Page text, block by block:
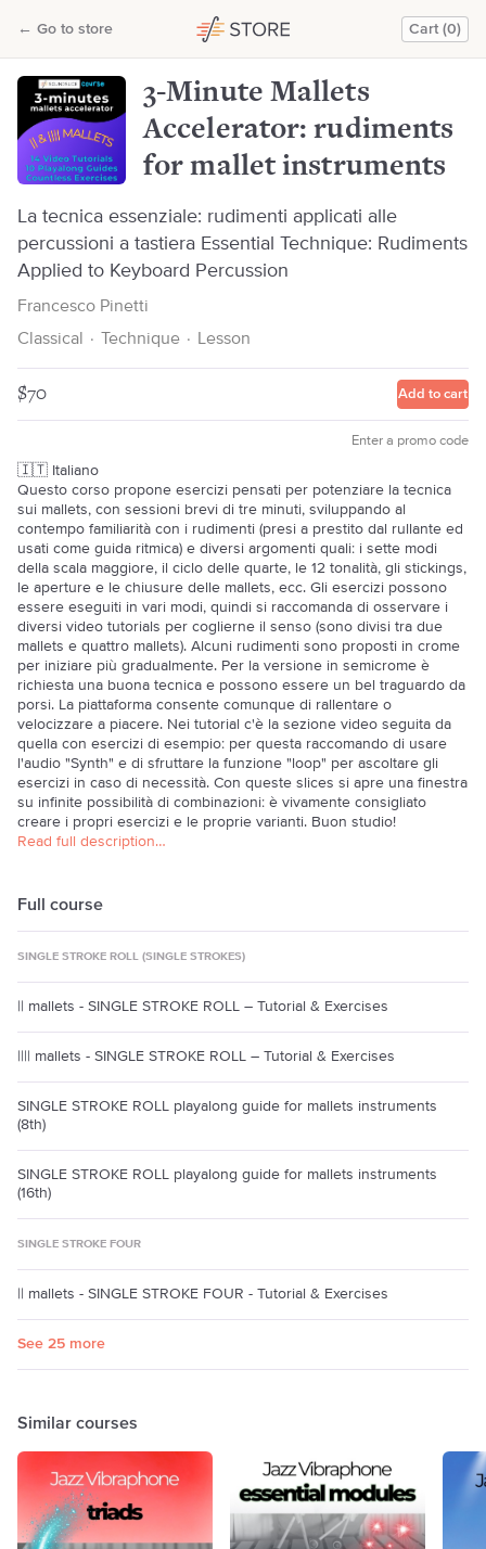
← Go to store Cart (0)
3-Minute Mallets Accelerator: rudiments for mallet instruments
Francesco Pinetti
3-Minute Mallets
Accelerator: rudiments
for mallet instruments
La tecnica essenziale: rudimenti applicati alle
percussioni a tastiera Essential Technique: Rudiments
Applied to Keyboard Percussion
Francesco Pinetti
Classical
· Technique · Lesson
$70 Add to cart
Enter a promo code
🇮🇹 Italiano
Questo corso propone esercizi pensati per potenziare la tecnica
sui mallets, con sessioni brevi di tre minuti, sviluppando al
contempo familiarità con i rudimenti (presi a prestito dal rullante ed
usati come guida ritmica) e diversi argomenti quali: i sette modi
della scala maggiore, il ciclo delle quarte, le 12 tonalità, gli stickings,
le aperture e le chiusure delle mallets, ecc. Gli esercizi possono
essere eseguiti in vari modi, quindi si raccomanda di osservare i
diversi video tutorials per coglierne il senso (sono divisi tra due
mallets e quattro mallets). Alcuni rudimenti sono proposti in crome
per iniziare più gradualmente. Per la versione in semicrome è
richiesta una buona tecnica e possono essere un bel traguardo da
porsi. La piattaforma consente comunque di rallentare o
velocizzare a piacere. Nei tutorial c'è la sezione video seguita da
quella con esercizi di esempio: per questa raccomando di usare
l'audio "Synth" e di sfruttare la funzione "loop" per ascoltare gli
esercizi in caso di necessità. Con queste slices si apre una finestra
su infinite possibilità di combinazioni: è vivamente consigliato
creare i propri esercizi e le proprie varianti. Buon studio!
Read full description…
Full course
SINGLE STROKE ROLL (SINGLE STROKES)
|| mallets - SINGLE STROKE ROLL – Tutorial & Exercises
|||| mallets - SINGLE STROKE ROLL – Tutorial & Exercises
SINGLE STROKE ROLL playalong guide for mallets instruments
(8th)
SINGLE STROKE ROLL playalong guide for mallets instruments
(16th)
SINGLE STROKE FOUR
|| mallets - SINGLE STROKE FOUR - Tutorial & Exercises
See 25 more
Similar courses